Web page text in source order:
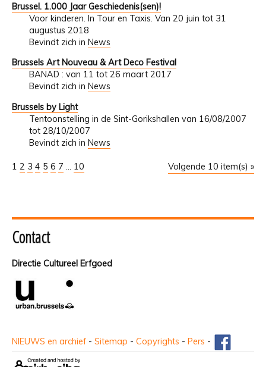
Brussel. 1.000 Jaar Geschiedenis(sen)!
Voor kinderen. In Tour en Taxis. Van 20 juin tot 31
augustus 2018
Bevindt zich in News
Brussels Art Nouveau & Art Deco Festival
BANAD : van 11 tot 26 maart 2017
Bevindt zich in News
Brussels by Light
Tentoonstelling in de Sint-Gorikshallen van 16/08/2007
tot 28/10/2007
Bevindt zich in News
Volgende 10 item(s) »
1 2 3 4 5 6 7 ... 10
Contact
Directie Cultureel Erfgoed
NIEUWS en archief - Sitemap - Copyrights - Pers -